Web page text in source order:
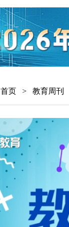
首页 > 教育周刊